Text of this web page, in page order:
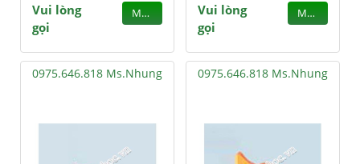
Vui lòng
gọi
MUA
Vui lòng
gọi
MUA
0975.646.818 Ms.Nhung 0975.646.818 Ms.Nhung